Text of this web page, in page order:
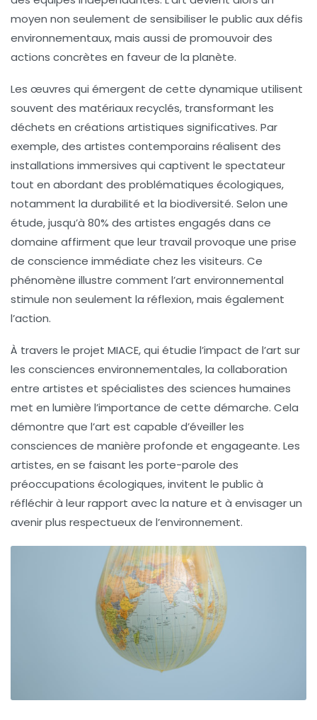
moyen non seulement de sensibiliser le public aux défis
environnementaux, mais aussi de promouvoir des
actions concrètes en faveur de la planète.
Les œuvres qui émergent de cette dynamique utilisent
souvent des matériaux recyclés, transformant les
déchets en créations artistiques significatives. Par
exemple, des artistes contemporains réalisent des
installations immersives qui captivent le spectateur
tout en abordant des problématiques écologiques,
notamment la durabilité et la biodiversité. Selon une
étude, jusqu’à 80% des artistes engagés dans ce
domaine affirment que leur travail provoque une prise
de conscience immédiate chez les visiteurs. Ce
phénomène illustre comment l’art environnemental
stimule non seulement la réflexion, mais également
l’action.
À travers le projet MIACE, qui étudie l’impact de l’art sur
les consciences environnementales, la collaboration
entre artistes et spécialistes des sciences humaines
met en lumière l’importance de cette démarche. Cela
démontre que l’art est capable d’éveiller les
consciences de manière profonde et engageante. Les
artistes, en se faisant les porte-parole des
préoccupations écologiques, invitent le public à
réfléchir à leur rapport avec la nature et à envisager un
avenir plus respectueux de l’environnement.